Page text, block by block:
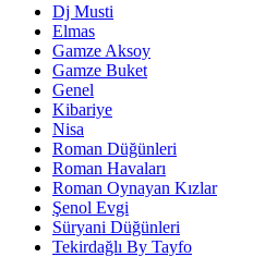
Dj Musti
Elmas
Gamze Aksoy
Gamze Buket
Genel
Kibariye
Nisa
Roman Düğünleri
Roman Havaları
Roman Oynayan Kızlar
Şenol Evgi
Süryani Düğünleri
Tekirdağlı By Tayfo